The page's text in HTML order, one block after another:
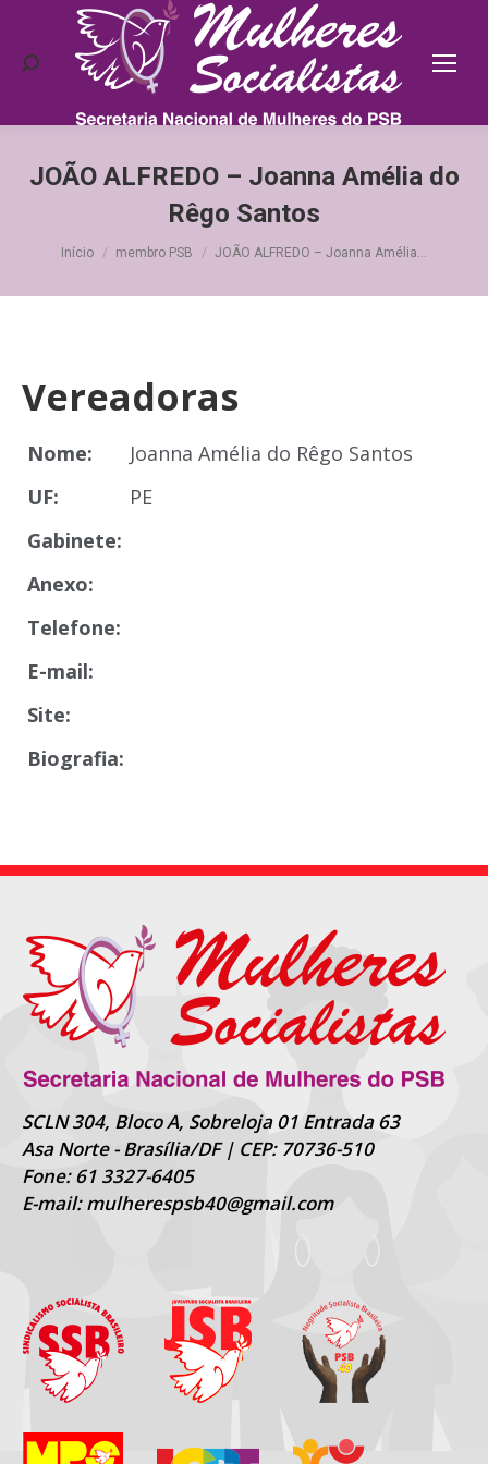
Search:
JOÃO ALFREDO – Joanna Amélia do
Rêgo Santos
Você está aqui:
Início membro PSB JOÃO ALFREDO – Joanna Amélia…
Vereadoras
Nome:
Joanna Amélia do Rêgo Santos
UF:
PE
Gabinete:
Anexo:
Telefone:
E-mail:
Site:
Biografia:
SCLN 304, Bloco A, Sobreloja 01 Entrada 63
Asa Norte - Brasília/DF | CEP: 70736-510
Fone: 61 3327-6405
E-mail: mulherespsb40@gmail.com